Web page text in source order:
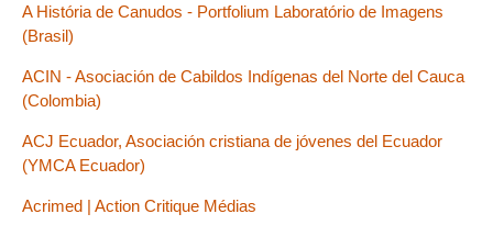
A História de Canudos - Portfolium Laboratório de Imagens
(Brasil)
ACIN - Asociación de Cabildos Indígenas del Norte del Cauca
(Colombia)
ACJ Ecuador, Asociación cristiana de jóvenes del Ecuador
(YMCA Ecuador)
Acrimed | Action Critique Médias